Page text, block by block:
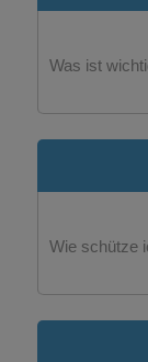
Was ist
Wie schütze